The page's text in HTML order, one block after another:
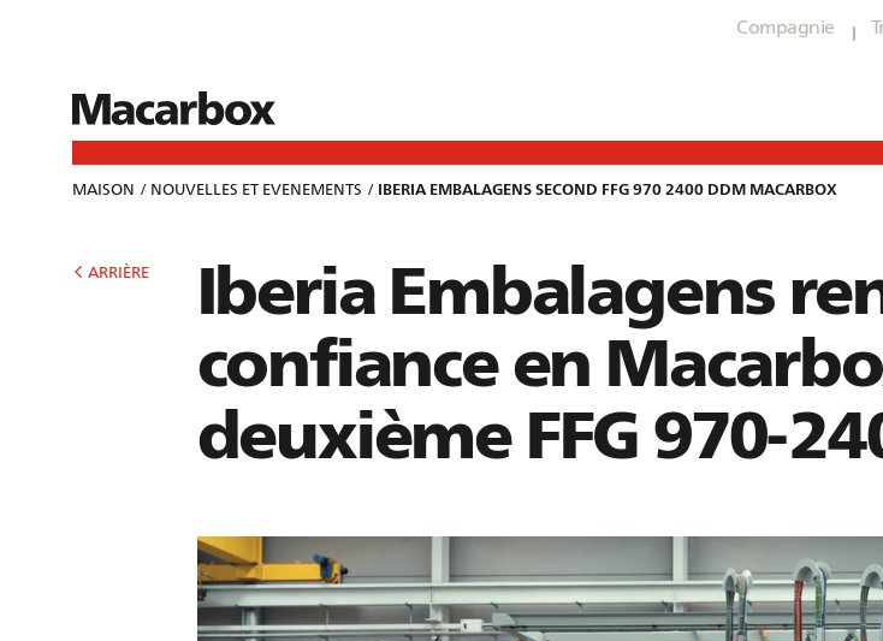
Compagnie
Produits
Onduleuse (COR)
Modules pour
Ligne Onduleuse
Ligne
Retrofits
MAISON NOUVELLES ET EVENEMENTS IBERIA EMBALAGENS SECOND FFG 970 2400 DDM MACARBOX
ARRIÈRE
Iberia Embalagens
confiance en
deuxième FFG 970-